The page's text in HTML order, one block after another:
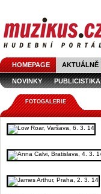
HOMEPAGE AKTUÁLNĚ
NOVINKY PUBLICISTIKA
FOTOGALERIE